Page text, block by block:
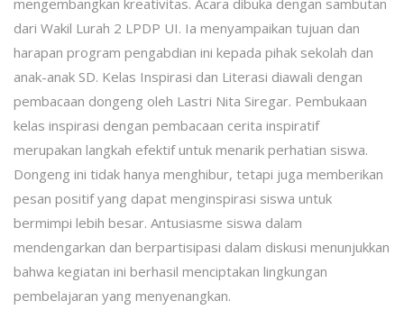
mengembangkan kreativitas. Acara dibuka dengan sambutan
dari Wakil Lurah 2 LPDP UI. Ia menyampaikan tujuan dan
harapan program pengabdian ini kepada pihak sekolah dan
anak-anak SD. Kelas Inspirasi dan Literasi diawali dengan
pembacaan dongeng oleh Lastri Nita Siregar. Pembukaan
kelas inspirasi dengan pembacaan cerita inspiratif
merupakan langkah efektif untuk menarik perhatian siswa.
Dongeng ini tidak hanya menghibur, tetapi juga memberikan
pesan positif yang dapat menginspirasi siswa untuk
bermimpi lebih besar. Antusiasme siswa dalam
mendengarkan dan berpartisipasi dalam diskusi menunjukkan
bahwa kegiatan ini berhasil menciptakan lingkungan
pembelajaran yang menyenangkan.